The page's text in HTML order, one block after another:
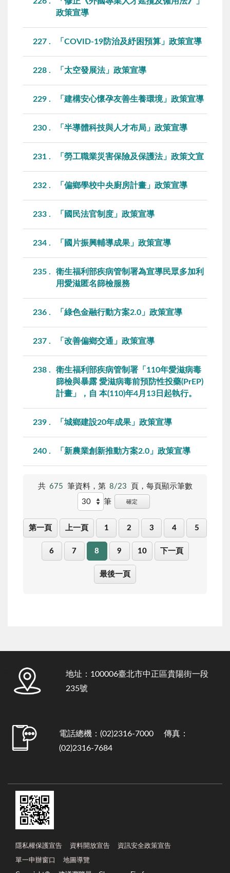
政策宣導
227 「COVID-19防治及紓困預算」政策宣導
228 「太空發展法」政策宣導
229 「建構安心懷孕友善生養環境」政策宣導
230 「半導體科技與人才布局」政策宣導
231 「勞工職業災害保險及保護法」政策文宣
232 「偏鄉學校中央廚房計畫」政策宣導
233 「國民法官制度」政策宣導
234 「國片振興輔導成果」政策宣導
235
衛生福利部疾病管制署為宣導民眾多加利
用愛滋匿名篩檢服務
236 「綠色金融行動方案2.0」政策宣導
237 「改善偏鄉交通」政策宣導
238
衛生福利部疾病管制署「110年愛滋病毒
篩檢與暴露 愛滋病毒前預防性投藥(PrEP)
計畫」，自 本(110)年4月13日起執行。
239 「城鄉建設20年成果」政策宣導
240 「新農業創新推動方案2.0」政策宣導
共 675 筆資料，第 8/23 頁， 每頁顯示筆數
筆
確定
第一頁 上一頁 1 2 3 4 5
6 7 8 9 10 下一頁
最後一頁
地址：100006臺北市中正區貴陽街一段
235號
電話總機：(02)2316-7000 傳真：
(02)2316-7684
隱私權保護宣告 資料開放宣告 資訊安全政策宣告
單一申辦窗口 地圖導覽